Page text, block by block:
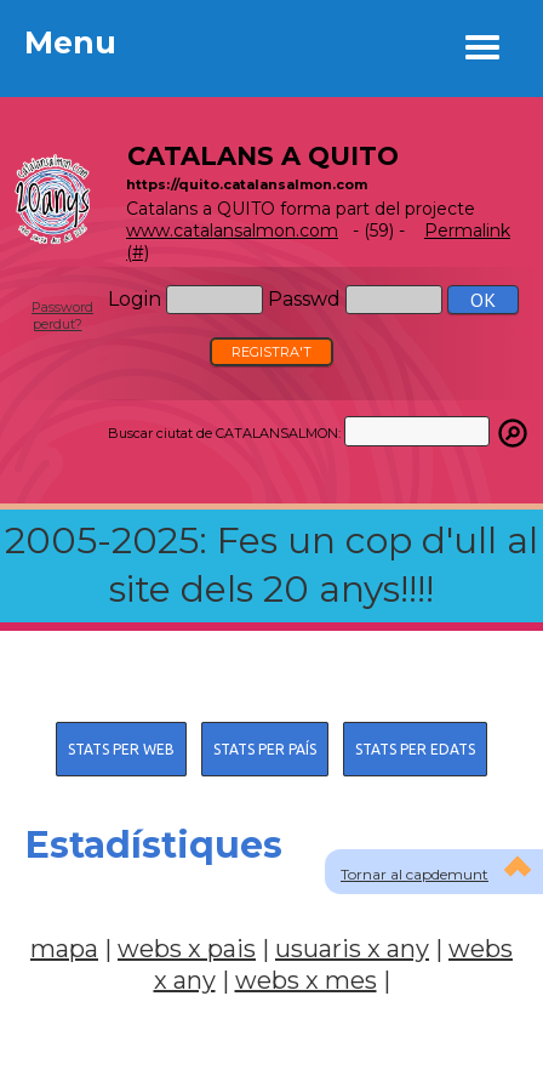
Menu
CATALANS A QUITO
https://quito.catalansalmon.com
Catalans a QUITO forma part del projecte
www.catalansalmon.com - (59) -
Permalink
(#)
Login Passwd
Password
perdut?
REGISTRA'T
Buscar ciutat de CATALANSALMON:
2005-2025: Fes un cop d'ull al
site dels 20 anys!!!!
Menu
Tornar al capdemunt
STATS PER WEB STATS PER PAÍS STATS PER EDATS
Estadístiques
mapa | webs x pais | usuaris x any | webs
x any| webs x mes |